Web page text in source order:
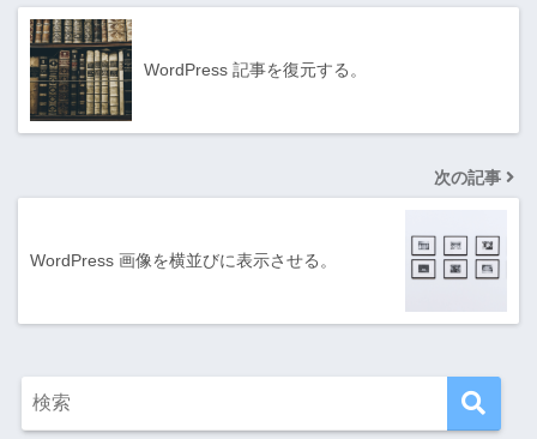
WordPress 記事を復元する。
次の記事
WordPress 画像を横並びに表示させる。